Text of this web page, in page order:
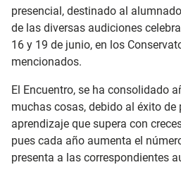
presencial, destinado al
de las diversas audiciones
16 y 19 de junio, en los
mencionados.
El Encuentro, se ha consolidado
muchas cosas, debido al éxito
aprendizaje que supera con
pues cada año aumenta el
presenta a las correspondientes